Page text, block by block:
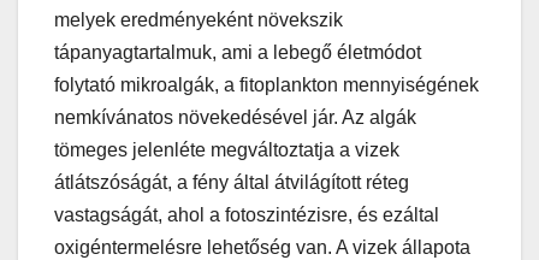
melyek eredményeként növekszik
tápanyagtartalmuk, ami a lebegő életmódot
folytató mikroalgák, a fitoplankton mennyiségének
nemkívánatos növekedésével jár. Az algák
tömeges jelenléte megváltoztatja a vizek
átlátszóságát, a fény által átvilágított réteg
vastagságát, ahol a fotoszintézisre, és ezáltal
oxigéntermelésre lehetőség van. A vizek állapota